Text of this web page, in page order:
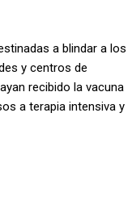
a blindar a los
y centros de
recibido la vacuna
a terapia intensiva y